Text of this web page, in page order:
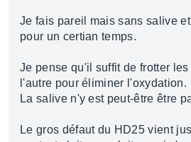
Je fais pareil mais sans salive
pour un certian temps.
Je pense qu'il suffit de frotter
l'autre pour éliminer l'oxydation.
La salive n'y est peut-être être
Le gros défaut du HD25 vient